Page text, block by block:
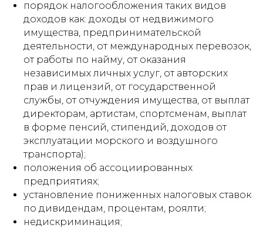
порядок налогообложения таких видов
доходов как: доходы от недвижимого
имущества, предпринимательской
деятельности, от международных перевозок,
от работы по найму, от оказания
независимых личных услуг, от авторских
прав и лицензий, от государственной
службы, от отчуждения имущества, от выплат
директорам, артистам, спортсменам, выплат
в форме пенсий, стипендий, доходов от
эксплуатации морского и воздушного
транспорта);
положения об ассоциированных
предприятиях;
установление пониженных налоговых ставок
по дивидендам, процентам, роялти;
недискриминация;